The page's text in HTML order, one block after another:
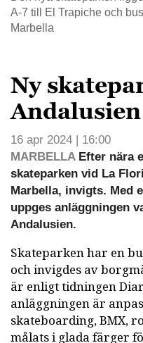
A-7 till El Trapiche och
Marbella
Ny
Andalusien
16 apr 2024 | 16:00
MARBELLAEfter nära
skateparken vid La
Marbella, invigts. Med
uppges anläggningen
Andalusien.
Skateparken har en
och invigdes av
är enligt tidningen
anläggningen är
skateboarding, BMX,
målats i glada färger